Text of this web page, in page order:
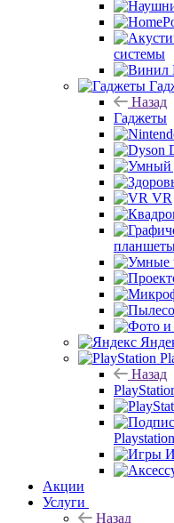
системы
Назад
Гаджеты
VR
Назад
Акции
Услуги
Назад